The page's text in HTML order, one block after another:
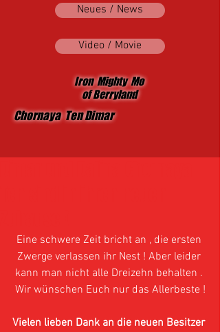
Neues / News
Video / Movie
Iron Mighty Mo
of Berryland
Chornaya Ten Dimar
Eine schwere Zeit bricht an , die ersten
Zwerge verlassen ihr Nest ! Aber leider
kann man nicht alle Dreizehn behalten .
Wir wünschen Euch nur das Allerbeste !
Vielen lieben Dank an die neuen Besitzer